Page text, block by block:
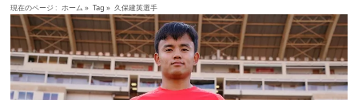
現在のページ : ホーム » Tag » 久保建英選手